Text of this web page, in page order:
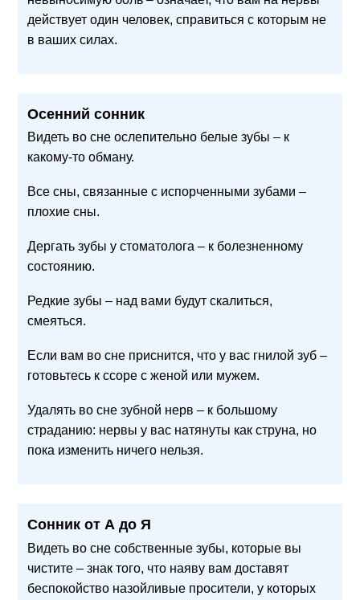
действует один человек, справиться с которым не
в ваших силах.
Осенний сонник
Видеть во сне ослепительно белые зубы – к
какому-то обману.
Все сны, связанные с испорченными зубами –
плохие сны.
Дергать зубы у стоматолога – к болезненному
состоянию.
Редкие зубы – над вами будут скалиться,
смеяться.
Если вам во сне приснится, что у вас гнилой зуб –
готовьтесь к ссоре с женой или мужем.
Удалять во сне зубной нерв – к большому
страданию: нервы у вас натянуты как струна, но
пока изменить ничего нельзя.
Сонник от А до Я
Видеть во сне собственные зубы, которые вы
чистите – знак того, что наяву вам доставят
беспокойство назойливые просители, у которых